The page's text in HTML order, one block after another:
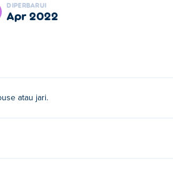
DIPERBARUI
Apr 2022
atau jari.